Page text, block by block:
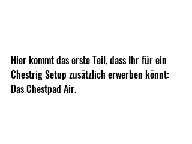
Hier kommt das erste Teil, dass Ihr für ein
Chestrig Setup zusätzlich erwerben könnt:
Das Chestpad Air.